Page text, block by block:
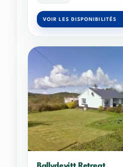
VOIR LES DISPONIBILITÉS